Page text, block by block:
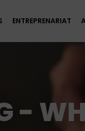
ENTREPRENARIAT
-